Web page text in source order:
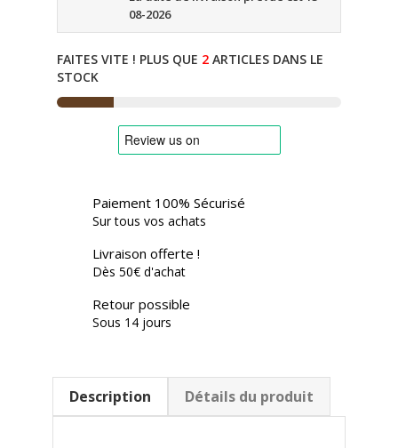
08-2026
FAITES VITE ! PLUS QUE 2 ARTICLES DANS LE
STOCK
Paiement 100% Sécurisé
Sur tous vos achats
Livraison offerte !
Dès 50€ d'achat
Retour possible
Sous 14 jours
Description Détails du produit